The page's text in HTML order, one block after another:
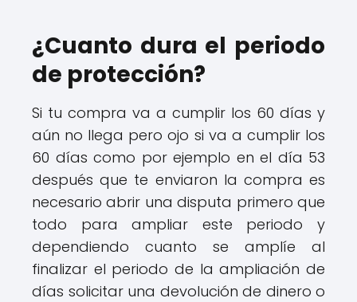
¿Cuanto dura el periodo
de protección?
Si tu compra va a cumplir los 60 días y
aún no llega pero ojo si va a cumplir los
60 días como por ejemplo en el día 53
después que te enviaron la compra es
necesario abrir una disputa primero que
todo para ampliar este periodo y
dependiendo cuanto se amplíe al
finalizar el periodo de la ampliación de
días solicitar una devolución de dinero o